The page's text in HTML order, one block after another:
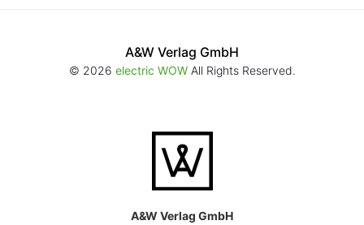
A&W Verlag GmbH
© 2026 electric WOWAll Rights Reserved.
A&W Verlag GmbH